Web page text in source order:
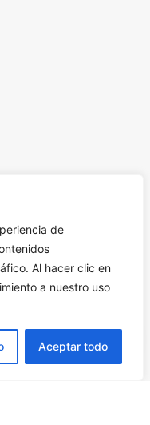
de
Al hacer clic en
a nuestro uso
Aceptar todo
elevadoras
y
a nivel
hacemos la mejor
de segunda mano